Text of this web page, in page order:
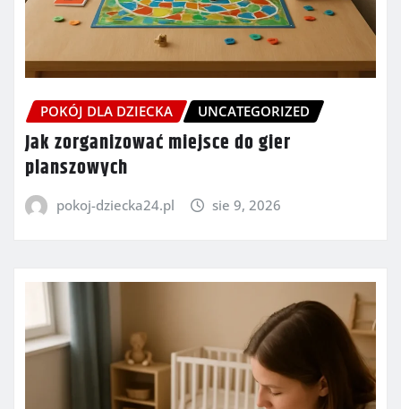
POKÓJ DLA DZIECKA UNCATEGORIZED
Jak zorganizować miejsce do gier
planszowych
pokoj-dziecka24.pl sie 9, 2026